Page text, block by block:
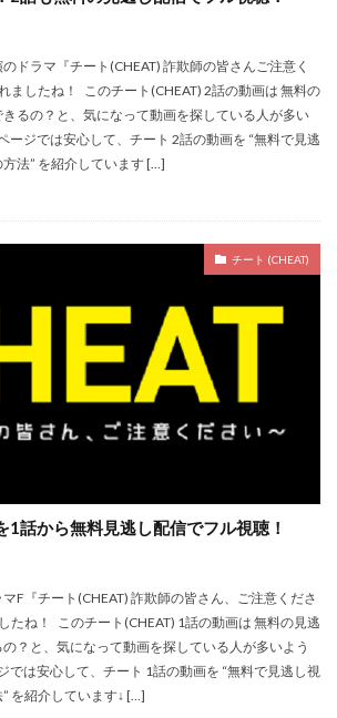
ドラマ『チート(CHEAT) 詐欺師の皆さんご注意く
ましたね！ このチート(CHEAT) 2話の動画は 無料の
るの？と、気になって動画を探している人が多い
ージでは安心して、チート 2話の動画を “無料で見逃
法” を紹介しています […]
チート (CHEAT)
1話から無料見逃し配信でフル視聴！
F『チート(CHEAT) 詐欺師の皆さん、ご注意くださ
たね！ このチート(CHEAT) 1話の動画は 無料の見逃
？と、気になって動画を探している人が多いよう
では安心して、チート 1話の動画を “無料で見逃し視
を紹介しています↓ […]